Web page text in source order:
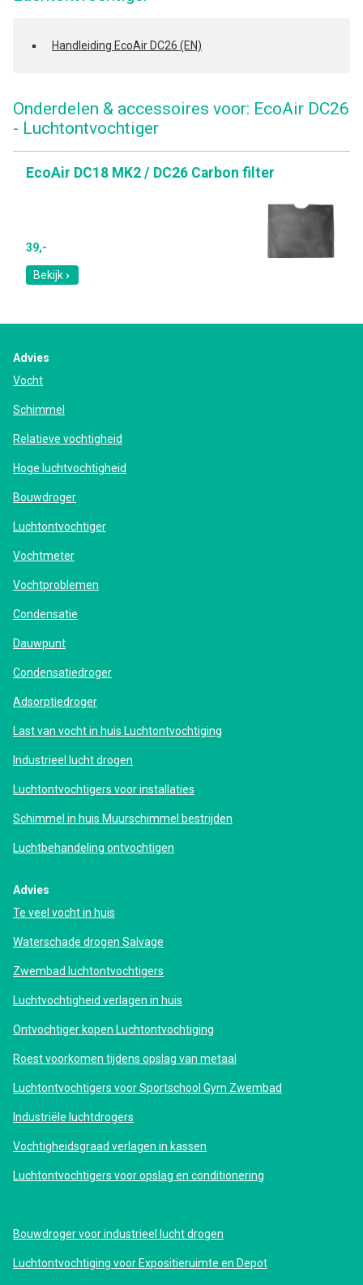
Handleiding EcoAir DC26 (EN)
Onderdelen & accessoires voor: EcoAir DC26
- Luchtontvochtiger
EcoAir DC18 MK2 / DC26 Carbon filter
39,-
Bekijk
Advies
Vocht
Schimmel
Relatieve vochtigheid
Hoge luchtvochtigheid
Bouwdroger
Luchtontvochtiger
Vochtmeter
Vochtproblemen
Condensatie
Dauwpunt
Condensatiedroger
Adsorptiedroger
Last van vocht in huis Luchtontvochtiging
Industrieel lucht drogen
Luchtontvochtigers voor installaties
Schimmel in huis Muurschimmel bestrijden
Luchtbehandeling ontvochtigen
Advies
Te veel vocht in huis
Waterschade drogen Salvage
Zwembad luchtontvochtigers
Luchtvochtigheid verlagen in huis
Ontvochtiger kopen Luchtontvochtiging
Roest voorkomen tijdens opslag van metaal
Luchtontvochtigers voor Sportschool Gym Zwembad
Industriële luchtdrogers
Vochtigheidsgraad verlagen in kassen
Luchtontvochtigers voor opslag en conditionering
Bouwdroger voor industrieel lucht drogen
Luchtontvochtiging voor Expositieruimte en Depot